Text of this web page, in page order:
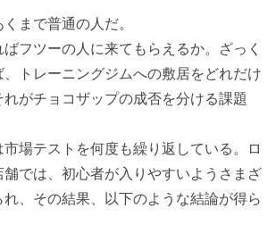
まで普通の人だ。
フツーの人に来てもらえるか。ざっく
、トレーニングジムへの敷居をどれだけ
がチョコザップの成否を分ける課題
場テストを何度も繰り返している。ロ
では、初心者が入りやすいようさまざ
れ、その結果、以下のような結論が得ら